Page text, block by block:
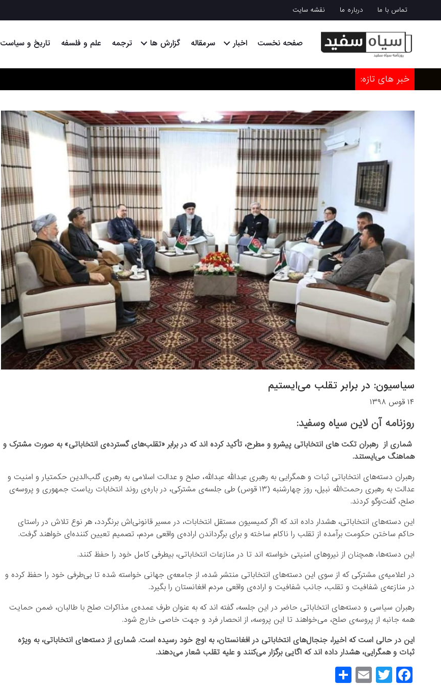
تماس با ما درباره ما نقشه سایت
صفحه نخست اخبار سرمقاله گزارش ها ترجمه علم و فلسفه تاریخ و سیاست
خبر های تازه:
سیاسیون: در برابر تقلب می‌ایستیم
۱۴ قوس ۱۳۹۸
روزنامه آن لاین سیاه وسفید:
شماری از رهبران تکت های انتخاباتی پیشرو و مطرح، تأکید کرده اند که در برابر «تقلب‌های گسترده‌ی انتخاباتی» به صورت مشترک و
هماهنگ می‌ایستند.
رهبران دسته‌های انتخاباتی ثبات و همگرایی به رهبری عبدالله عبدالله، صلح و عدالت اسلامی به رهبری گلب‌الدین حکمتیار و امنیت و
عدالت به رهبری رحمت‌الله نبیل، روز چهارشنبه (۱۳ قوس) طی جلسه‌ی مشترکی، در باره‌ی روند انتخابات ریاست جمهوری و پروسه‌ی
صلح، گفت‌وگو کردند.
این دسته‌های انتخاباتی، هشدار داده اند که اگر کمیسیون مستقل انتخابات، در مسیر قانونی‌اش برنگردد، هر نوع تلاش در راستای
حاکم ساختن حکومت برآمده از تقلب را ناکام ساخته و برای برگرداندن اراده‌ی واقعی مردم، تصمیم تعیین کننده‌ای خواهند گرفت.
این دسته‌ها، همچنان از نیروهای امنیتی خواسته اند تا در منازعات انتخاباتی، بی‎طرفی کامل خود را حفظ کنند.
در اعلامیه‌ی مشترکی که از سوی این دسته‌های انتخاباتی منتشر شده، از جامعه‌ی جهانی خواسته شده تا بی‌طرفی خود را حفظ کرده و
در منازعه‌ی شفافیت و تقلب، جانب شفافیت و اراده‌ی واقعی مردم افغانستان را بگیرد.
رهبران سیاسی و دسته‌های انتخاباتی حاضر در این جلسه، گفته اند که به عنوان طرف عمده‌ی مذاکرات صلح با طالبان، ضمن حمایت
همه جانبه از پروسه‌ی صلح، می‌خواهند تا این پروسه، از انحصار فرد و جهت‌ خاصی خارج شود.
این در حالی است که اخیرا، جنجال‌های انتخاباتی در افغانستان، به اوج خود رسیده است. شماری از دسته‌های انتخاباتی، به ویژه
ثبات و همگرایی، هشدار داده اند که اگایی برگزار می‌کنند و علیه تقلب شعار می‌دهند.
F
T
E